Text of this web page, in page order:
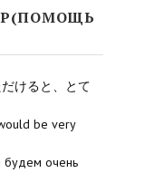
けると、とて
be very
будем очень